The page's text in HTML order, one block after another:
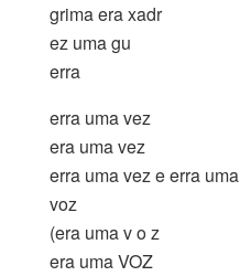
grima era xadr
ez uma gu
erra
erra uma vez
era uma vez
erra uma vez e erra uma
voz
(era uma v o z
era uma VOZ